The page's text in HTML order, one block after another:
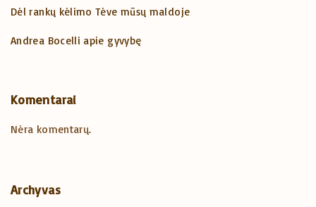
Dėl rankų kėlimo Tėve mūsų maldoje
Andrea Bocelli apie gyvybę
Komentarai
Nėra komentarų.
Archyvas